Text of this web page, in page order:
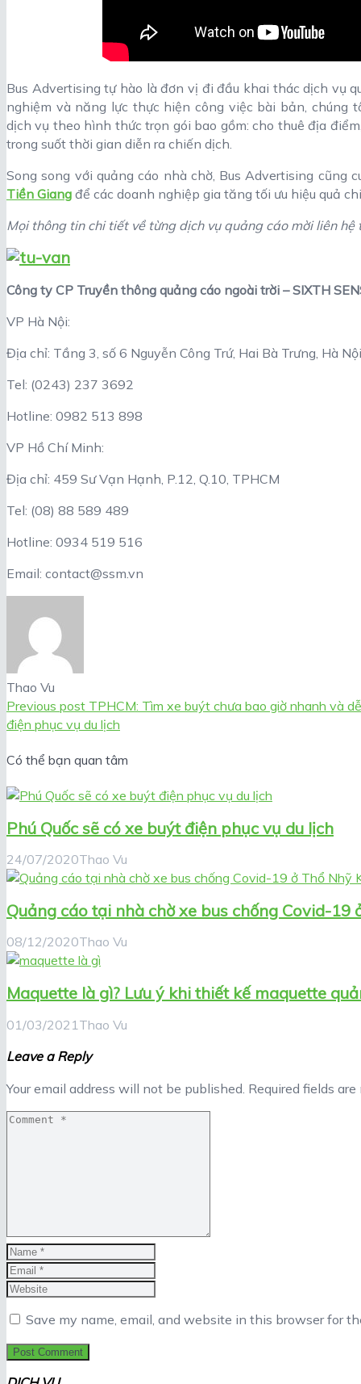
Bus Advertising tự hào là đơn vị đi đầu khai thác dịch vụ
nghiệm và năng lực thực hiện công việc bài bản, chúng
dịch vụ theo hình thức trọn gói bao gồm: cho thuê địa
trong suốt thời gian diễn ra chiến dịch.
Song song với quảng cáo nhà chờ, Bus Advertising cũng
Tiền Giang để các doanh nghiệp gia tăng tối ưu hiệu quả
Mọi thông tin chi tiết về từng dịch vụ quảng cáo mời liên
Công ty CP Truyền thông quảng cáo ngoài trời – SIXTH
VP Hà Nội:
Địa chỉ: Tầng 3, số 6 Nguyễn Công Trứ, Hai Bà Trưng, Hà Nội
Tel: (0243) 237 3692
Hotline: 0982 513 898
VP Hồ Chí Minh:
Địa chỉ: 459 Sư Vạn Hạnh, P.12, Q.10, TPHCM
Tel: (08) 88 589 489
Hotline: 0934 519 516
Email: contact@ssm.vn
Thao Vu
Previous post TPHCM: Tìm xe buýt chưa bao giờ nhanh và
điện phục vụ du lịch
Có thể bạn quan tâm
Phú Quốc sẽ có xe buýt điện phục vụ du lịch
24/07/2020Thao Vu
Quảng cáo tại nhà chờ xe bus chống Covid-19
08/12/2020Thao Vu
Maquette là gì? Lưu ý khi thiết kế maquette
01/03/2021 Thao Vu
Leave a Reply
Your email address will not be published. Required fields
Save my name, email, and website in this browser for